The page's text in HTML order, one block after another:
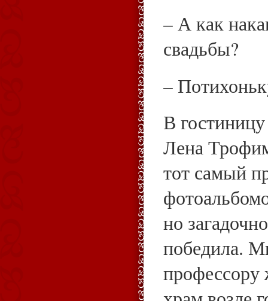
– А как
свадьбы?
–
В
Лена
тот самый
но
победила.
профессору